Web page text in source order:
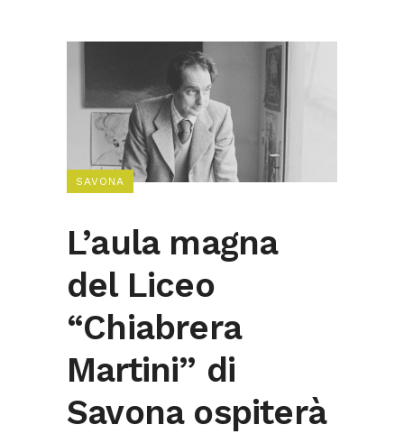
SAVONA
L’aula magna
del Liceo
“Chiabrera
Martini” di
Savona ospiterà